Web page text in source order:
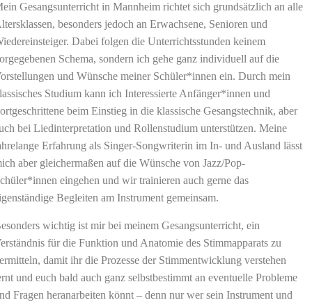
Gesangsunterricht in Mannheim richtet sich grundsätzlich an alle
besonders jedoch an Erwachsene, Senioren und
Dabei folgen die Unterrichtsstunden keinem
Schema, sondern ich gehe ganz individuell auf die
und Wünsche meiner Schüler*innen ein. Durch mein
Studium kann ich Interessierte Anfänger*innen und
beim Einstieg in die klassische Gesangstechnik, aber
bei Liedinterpretation und Rollenstudium unterstützen. Meine
Erfahrung als Singer-Songwriterin im In- und Ausland lässt
aber gleichermaßen auf die Wünsche von Jazz/Pop-
eingehen und wir trainieren auch gerne das
Begleiten am Instrument gemeinsam.
wichtig ist mir bei meinem Gesangsunterricht, ein
für die Funktion und Anatomie des Stimmapparats zu
damit ihr die Prozesse der Stimmentwicklung verstehen
und euch bald auch ganz selbstbestimmt an eventuelle Probleme
Fragen heranarbeiten könnt – denn nur wer sein Instrument und